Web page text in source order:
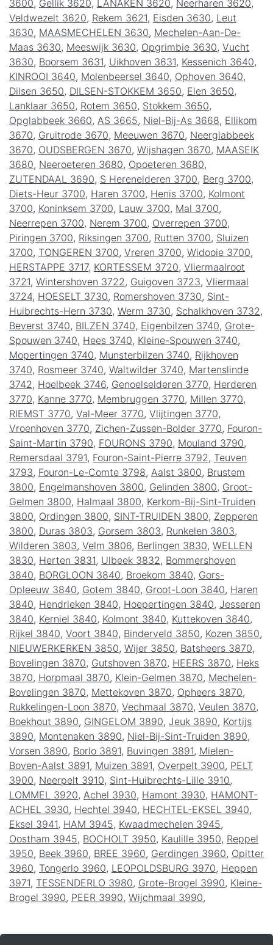
3600, Gellik 3620, LANAKEN 3620, Neerharen 3620,
Veldwezelt 3620, Rekem 3621, Eisden 3630, Leut
3630, MAASMECHELEN 3630, Mechelen-Aan-De-
Maas 3630, Meeswijk 3630, Opgrimbie 3630, Vucht
3630, Boorsem 3631, Uikhoven 3631, Kessenich 3640,
KINROOI 3640, Molenbeersel 3640, Ophoven 3640,
Dilsen 3650, DILSEN-STOKKEM 3650, Elen 3650,
Lanklaar 3650, Rotem 3650, Stokkem 3650,
Opglabbeek 3660, AS 3665, Niel-Bij-As 3668, Ellikom
3670, Gruitrode 3670, Meeuwen 3670, Neerglabbeek
3670, OUDSBERGEN 3670, Wijshagen 3670, MAASEIK
3680, Neeroeteren 3680, Opoeteren 3680,
ZUTENDAAL 3690, S Herenelderen 3700, Berg 3700,
Diets-Heur 3700, Haren 3700, Henis 3700, Kolmont
3700, Koninksem 3700, Lauw 3700, Mal 3700,
Neerrepen 3700, Nerem 3700, Overrepen 3700,
Piringen 3700, Riksingen 3700, Rutten 3700, Sluizen
3700, TONGEREN 3700, Vreren 3700, Widooie 3700,
HERSTAPPE 3717, KORTESSEM 3720, Vliermaalroot
3721, Wintershoven 3722 , Guigoven 3723, Vliermaal
3724, HOESELT 3730, Romershoven 3730, Sint-
Huibrechts-Hern 3730, Werm 3730, Schalkhoven 3732 ,
Beverst 3740, BILZEN 3740, Eigenbilzen 3740, Grote-
Spouwen 3740, Hees 3740, Kleine-Spouwen 3740,
Mopertingen 3740, Munsterbilzen 3740, Rijkhoven
3740, Rosmeer 3740, Waltwilder 3740, Martenslinde
3742 , Hoelbeek 3746, Genoelselderen 3770, Herderen
3770, Kanne 3770, Membruggen 3770, Millen 3770,
RIEMST 3770, Val-Meer 3770, Vlijtingen 3770,
Vroenhoven 3770, Zichen-Zussen-Bolder 3770, Fouron-
Saint-Martin 3790, FOURONS 3790, Mouland 3790,
Remersdaal 3791, Fouron-Saint-Pierre 3792 , Teuven
3793, Fouron-Le-Comte 3798, Aalst 3800, Brustem
3800, Engelmanshoven 3800, Gelinden 3800, Groot-
Gelmen 3800, Halmaal 3800, Kerkom-Bij-Sint-Truiden
3800, Ordingen 3800, SINT-TRUIDEN 3800, Zepperen
3800, Duras 3803, Gorsem 3803, Runkelen 3803,
Wilderen 3803, Velm 3806, Berlingen 3830, WELLEN
3830, Herten 3831, Ulbeek 3832 , Bommershoven
3840, BORGLOON 3840, Broekom 3840, Gors-
Opleeuw 3840, Gotem 3840, Groot-Loon 3840, Haren
3840, Hendrieken 3840, Hoepertingen 3840, Jesseren
3840, Kerniel 3840, Kolmont 3840, Kuttekoven 3840,
Rijkel 3840, Voort 3840, Binderveld 3850, Kozen 3850,
NIEUWERKERKEN 3850, Wijer 3850, Batsheers 3870,
Bovelingen 3870, Gutshoven 3870, HEERS 3870, Heks
3870, Horpmaal 3870, Klein-Gelmen 3870, Mechelen-
Bovelingen 3870, Mettekoven 3870, Opheers 3870,
Rukkelingen-Loon 3870, Vechmaal 3870, Veulen 3870,
Boekhout 3890, GINGELOM 3890, Jeuk 3890, Kortijs
3890, Montenaken 3890, Niel-Bij-Sint-Truiden 3890,
Vorsen 3890, Borlo 3891, Buvingen 3891, Mielen-
Boven-Aalst 3891, Muizen 3891, Overpelt 3900, PELT
3900, Neerpelt 3910, Sint-Huibrechts-Lille 3910,
LOMMEL 3920, Achel 3930, Hamont 3930, HAMONT-
ACHEL 3930, Hechtel 3940, HECHTEL-EKSEL 3940,
Eksel 3941, HAM 3945, Kwaadmechelen 3945,
Oostham 3945, BOCHOLT 3950, Kaulille 3950, Reppel
3950, Beek 3960, BREE 3960, Gerdingen 3960, Opitter
3960, Tongerlo 3960, LEOPOLDSBURG 3970, Heppen
3971, TESSENDERLO 3980, Grote-Brogel 3990, Kleine-
Brogel 3990, PEER 3990, Wijchmaal 3990,